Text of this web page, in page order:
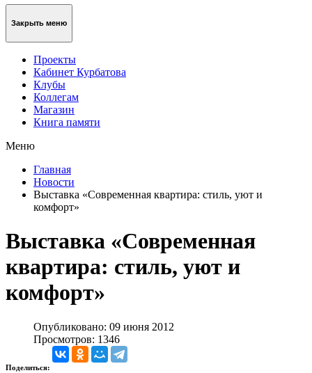
Закрыть меню
Проекты
Кабинет Курбатова
Клубы
Коллегам
Магазин
Книга памяти
Меню
Главная
Новости
Выставка «Современная квартира: стиль, уют и
комфорт»
Выставка «Современная
квартира: стиль, уют и
комфорт»
Опубликовано: 09 июня 2012
Просмотров: 1346
Поделиться: